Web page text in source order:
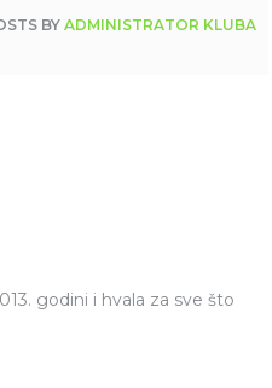
BYADMINISTRATOR KLUBA
godini i hvala za sve što